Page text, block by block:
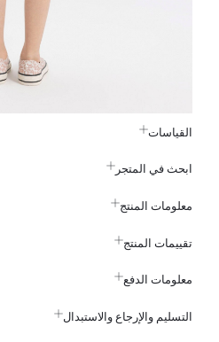
القياسات
ابحث في المتجر
معلومات المنتج
تقييمات المنتج
معلومات الدفع
التسليم والإرجاع والاستبدال